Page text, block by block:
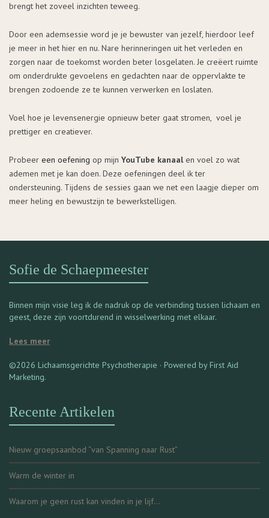
brengt het zoveel inzichten teweeg.
Door een ademsessie word je je bewuster van jezelf, hierdoor leef
je meer in het hier en nu. Nare herinneringen uit het verleden en
zorgen naar de toekomst worden beter losgelaten. Je creëert ruimte
om onderdrukte gevoelens en gedachten naar de oppervlakte te
brengen zodoende ze te kunnen verwerken en loslaten.
Voel hoe je levensenergie opnieuw beter gaat stromen, voel je
prettiger en creatiever.
Probeer een oefening op mijn YouTube kanaalen voel zo wat
ademen met je kan doen. Deze oefeningen deel ik ter
ondersteuning. Tijdens de sessies gaan we net een laagje dieper om
meer heling en bewustzijn te bewerkstelligen.
Sofie de Schaepmeester
Binnen mijn visie leg ik de nadruk op de verbinding tussen lichaam en
geest, deze zijn voortdurend in wisselwerking met elkaar.
Lees meer
©2026 Lichaamsgerichte Psychotherapie · Powered by First Aid
Marketing.
Recente Artikelen
Nieuw groepsaanbod “van Spanning naar Rust”
Warm de winter in
Waarom je geen rust kan vinden in je lijf…